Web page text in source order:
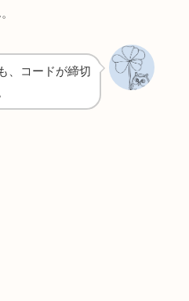
、コードが締切